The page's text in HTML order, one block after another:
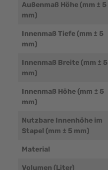
Außenmaß Höhe (mm ± 5
mm)
Innenmaß Tiefe (mm ± 5
mm)
Innenmaß Breite (mm ± 5
mm)
Innenmaß Höhe (mm ± 5
mm)
Nutzbare Innenhöhe im
Stapel (mm ± 5 mm)
Material
Volumen (Liter)